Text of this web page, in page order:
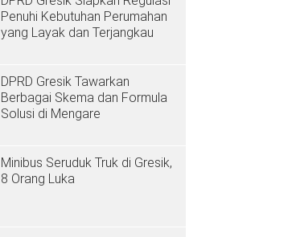
Penuhi Kebutuhan Perumahan
yang Layak dan Terjangkau
DPRD Gresik Tawarkan
Berbagai Skema dan Formula
Solusi di Mengare
Minibus Seruduk Truk di Gresik,
8 Orang Luka